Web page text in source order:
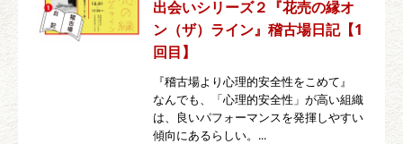
出会いシリーズ２『花売の縁オ
ン（ザ）ライン』稽古場日記【1
回目】
『稽古場より心理的安全性をこめて』
なんでも、「心理的安全性」が高い組織
は、良いパフォーマンスを発揮しやすい
傾向にあるらしい。...